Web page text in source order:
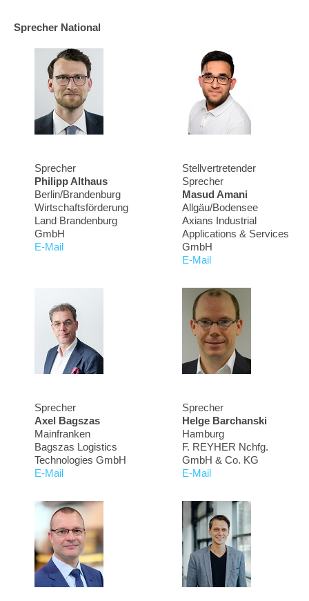
Sprecher National
Sprecher
Philipp Althaus
Berlin/Brandenburg
Wirtschaftsförderung
Land Brandenburg
GmbH
E-Mail
Stellvertretender
Sprecher
Masud Amani
Allgäu/Bodensee
Axians Industrial
Applications & Services
GmbH
E-Mail
Sprecher
Axel Bagszas
Mainfranken
Bagszas Logistics
Technologies GmbH
E-Mail
Sprecher
Helge Barchanski
Hamburg
F. REYHER Nchfg.
GmbH & Co. KG
E-Mail